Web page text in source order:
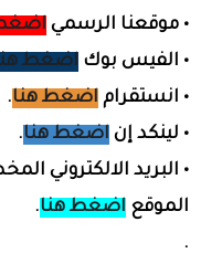
• موقعنا الرسمي
• الفيس بوك اضغط
• انستقرام اضغط هنا.
• لينكد إن اضغط هنا.
• البريد الالكتروني
الموقع اضغط هنا.
.